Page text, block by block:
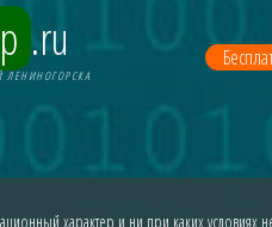
.ru
ЛЕНИНОГОРСКА
характер и ни при каких